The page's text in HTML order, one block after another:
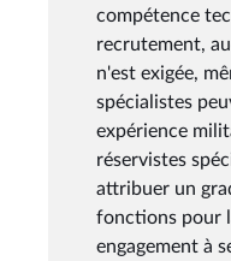
compétence
recrutement,
n'est exigée,
spécialistes
expérience
réservistes
attribuer un
fonctions pour
engagement à